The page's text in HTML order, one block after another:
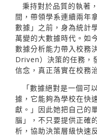
秉持對於品質的執著
間，帶領學系連續兩年
數據」之前，身為統計
萬變的大數據時代。如
數據分析能力帶入校務
Driven）決策的任務，
信念，真正落實在校務
「數據絕對是一個可
據，它能夠為學校在快
獻。」因此她把自己的
腦」，不只要提供正確
析，協助決策層級快速